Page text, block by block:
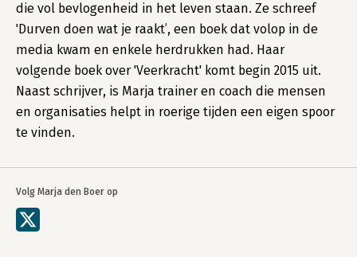
Volg Marja den Boer op
die vol bevlogenheid in het leven staan. Ze schreef
'Durven doen wat je raakt’, een boek dat volop in de
media kwam en enkele herdrukken had. Haar
volgende boek over 'Veerkracht' komt begin 2015 uit.
Naast schrijver, is Marja trainer en coach die mensen
en organisaties helpt in roerige tijden een eigen spoor
te vinden.